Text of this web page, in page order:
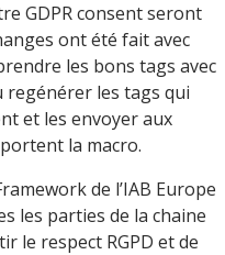
GDPR consent seront
ont été fait avec
les bons tags avec
regénérer les tags qui
et les envoyer aux
la macro.
de l’IAB Europe
les parties de la chaine
le respect RGPD et de